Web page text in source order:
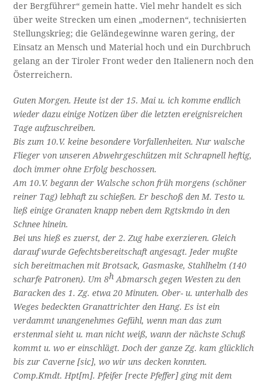
der Bergführer“ gemein hatte. Viel mehr handelt es sich
über weite Strecken um einen „modernen“, technisierten
Stellungskrieg; die Geländegewinne waren gering, der
Einsatz an Mensch und Material hoch und ein Durchbruch
gelang an der Tiroler Front weder den Italienern noch den
Österreichern.
Guten Morgen. Heute ist der 15. Mai u. ich komme endlich
wieder dazu einige Notizen über die letzten ereignisreichen
Tage aufzuschreiben.
Bis zum 10.V. keine besondere Vorfallenheiten. Nur walsche
Flieger von unseren Abwehrgeschützen mit Schrapnell heftig,
doch immer ohne Erfolg beschossen.
Am 10.V. begann der Walsche schon früh morgens (schöner
reiner Tag) lebhaft zu schießen. Er beschoß den M. Testo u.
ließ einige Granaten knapp neben dem Rgtskmdo in den
Schnee hinein.
Bei uns hieß es zuerst, der 2. Zug habe exerzieren. Gleich
darauf wurde Gefechtsbereitschaft angesagt. Jeder mußte
sich bereitmachen mit Brotsack, Gasmaske, Stahlhelm (140
scharfe Patronen). Um 8h Abmarsch gegen Westen zu den
Baracken des 1. Zg. etwa 20 Minuten. Ober- u. unterhalb des
Weges bedeckten Granattrichter den Hang. Es ist ein
verdammt unangenehmes Gefühl, wenn man das zum
erstenmal sieht u. man nicht weiß, wann der nächste Schuß
kommt u. wo er einschlägt. Doch der ganze Zg. kam glücklich
bis zur Caverne [sic], wo wir uns decken konnten.
Comp.Kmdt. Hpt[m]. Pfeifer [recte Pfeffer] ging mit dem